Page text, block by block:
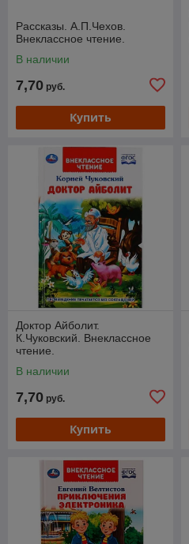
Рассказы. А.П.Чехов.
Внеклассное чтение.
В наличии
7,70 руб.
Купить
Доктор Айболит.
К.Чуковский. Внеклассное
чтение.
В наличии
7,70 руб.
Купить